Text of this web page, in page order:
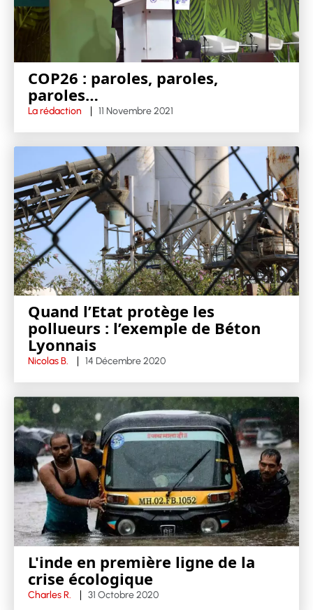
COP26 : paroles, paroles,
paroles…
La rédaction 11 Novembre 2021
Quand l’Etat protège les
pollueurs : l’exemple de Béton
Lyonnais
Nicolas B. 14 Décembre 2020
L'inde en première ligne de la
crise écologique
Charles R. 31 Octobre 2020